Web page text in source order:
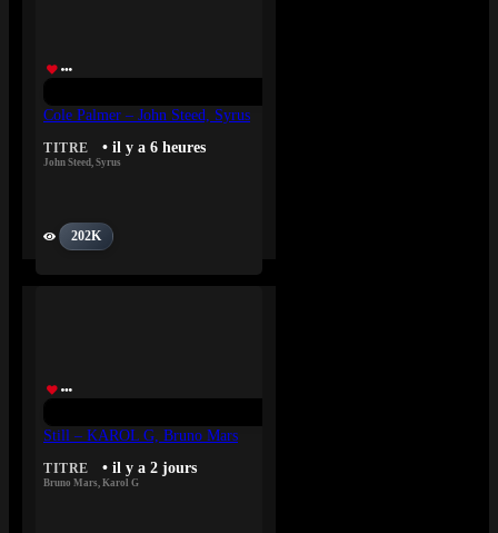
Cole Palmer – John Steed, Syrus
TITRE • il y a 6 heures
John Steed , Syrus
202K
Still – KAROL G, Bruno Mars
TITRE • il y a 2 jours
Bruno Mars, Karol G